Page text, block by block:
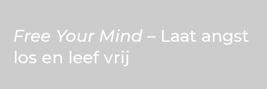
Free Your Mind – Laat angst
los en leef vrij